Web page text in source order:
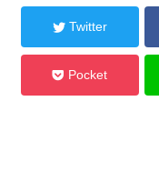
Twitter
Pocket